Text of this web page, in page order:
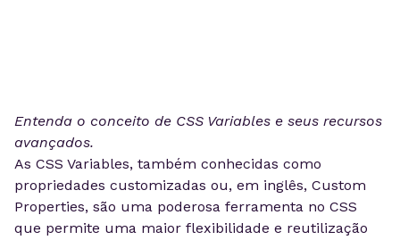
Entenda o conceito de CSS Variables e seus recursos
avançados.
As CSS Variables, também conhecidas como
propriedades customizadas ou, em inglês, Custom
Properties, são uma poderosa ferramenta no CSS
que permite uma maior flexibilidade e reutilização